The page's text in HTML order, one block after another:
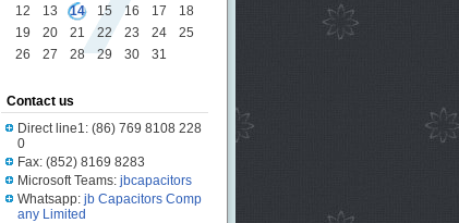
12
13 14 15 16 17
18
19
20 21 22 23 24
25
26
27 28 29 30 31
Contact us
Direct line1: (86) 769 8108 228
0
Fax: (852) 8169 8283
Microsoft Teams: jbcapacitors
Whatsapp: jb Capacitors Comp
any Limited